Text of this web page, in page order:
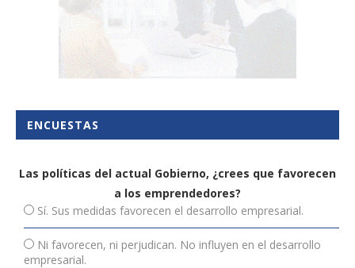
ENCUESTAS
Las políticas del actual Gobierno, ¿crees que favorecen
a los emprendedores?
Sí. Sus medidas favorecen el desarrollo empresarial.
Ni favorecen, ni perjudican. No influyen en el desarrollo
empresarial.